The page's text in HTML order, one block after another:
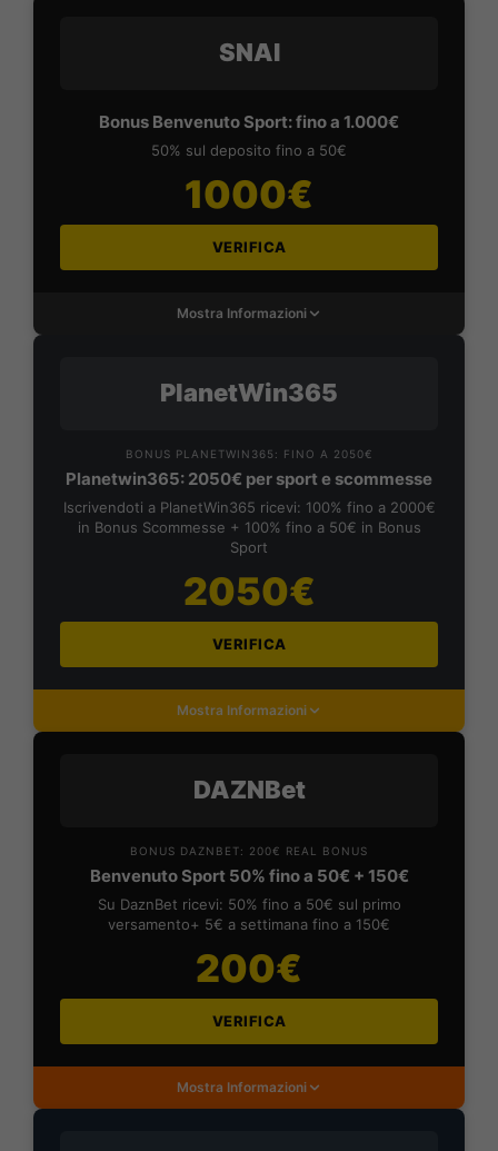
SNAI
Bonus Benvenuto Sport: fino a 1.000€
50% sul deposito fino a 50€
1000€
VERIFICA
Mostra Informazioni
PlanetWin365
BONUS PLANETWIN365: FINO A 2050€
Planetwin365: 2050€ per sport e scommesse
Iscrivendoti a PlanetWin365 ricevi: 100% fino a 2000€
in Bonus Scommesse + 100% fino a 50€ in Bonus
Sport
2050€
VERIFICA
Mostra Informazioni
DAZNBet
BONUS DAZNBET: 200€ REAL BONUS
Benvenuto Sport 50% fino a 50€ + 150€
Su DaznBet ricevi: 50% fino a 50€ sul primo
versamento+ 5€ a settimana fino a 150€
200€
VERIFICA
Mostra Informazioni